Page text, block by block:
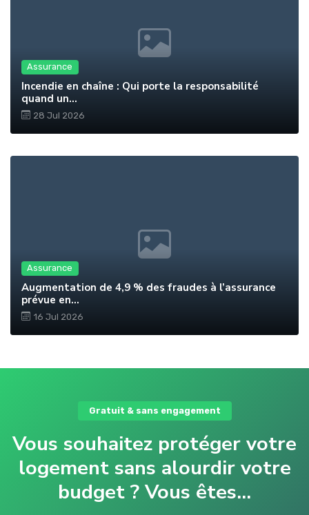
Assurance
Incendie en chaîne : Qui porte la responsabilité
quand un...
28 Jul 2026
Assurance
Augmentation de 4,9 % des fraudes à l’assurance
prévue en...
16 Jul 2026
Gratuit & sans engagement
Vous souhaitez protéger votre
logement sans alourdir votre
budget ? Vous êtes...